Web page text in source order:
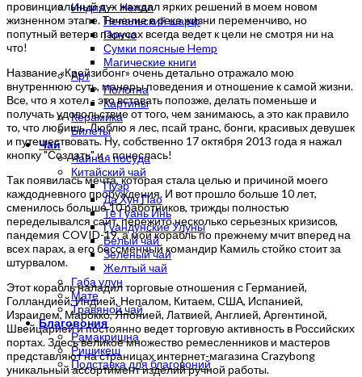
Индия — Непал
Непальский шарф
Пончо
Сумки поясные Hemp
Магические книги
Арт
Полотна
Картины
Керамика
Билеты
Чай
Чайная посуда
Китайский чай
Пуэр
Да Хун Пао
Те Гуань Инь
Гуандунские Улуны
Белый чай
Зеленый чай
Желтый чай
Габа улун
Мате
Травяной чай
Благовония
Рамакришна
Ришикеш
Подставка для благовоний
провинциальный дух жаждал ярких решений в моем новом
жизненном этапе. Течение в реке жизни переменчиво, но
попутный ветер в парусах всегда ведет к цели не смотря ни на
что!
Название «Крейзибонг» очень детально отражало мою
внутреннюю суть, манеры поведения и отношение к самой жизни.
Все, что я хотел - это вставать попозже, делать поменьше и
получать удовольствие от того, чем занимаюсь, а это как правило
то, что любишь. Люблю я лес, псай транс, бонги, красивых девушек
и путешествовать. Ну, собственно 17 октября 2013 года я нажал
кнопку "Создать" и - понеслась!
Так появилась мечта, которая стала целью и причиной моего
каждодневного пробуждения. И вот прошло больше 10 лет,
сменилось больше 10 работников, трижды полностью
переделывался сайт, пережито несколько серьезных кризисов,
пандемия COVID-19, а мой корабль по прежнему мчит вперед на
всех парах, а его бессменный командир Камиль стойко стоит за
штурвалом.
Этот корабль наладил торговые отношения с Германией,
Голландией, Индией, Непалом, Китаем, США, Испанией,
Израилем, Марокко, Японией, Латвией, Англией, Аргентиной,
Швейцарией и постоянно ведет торговую активность в Российских
портах. Здесь великое множество ремесленников и мастеров
представляют на страницах интернет-магазина Crazybong
уникальный ассортимент изделий ручной работы.